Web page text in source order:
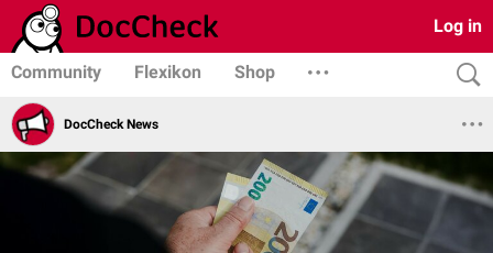
Log in
Community Flexikon Shop
DocCheck News